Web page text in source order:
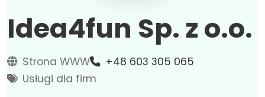
Idea4fun Sp. z o.o.
Strona WWW
+48 603 305 065
Usługi dla firm